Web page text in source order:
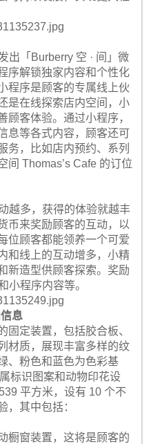
出「Burberry 空 · 间」微
序解锁独家内容和个性化
程序是顾客的专属线上伙
是在线探索店内空间，小
顾客体验。通过小程序，
息等各式内容，顾客还可
务，比如店内预约、系列
间 Thomas’s Cafe 的订位
越多，获得的体验就越丰
币来奖励顾客的互动，以
位顾客都能领养一个可爱
和线上的互动增多，小精
新造型供顾客探索。奖励
小程序内容等。
息
固定装置，包括胶合板、
材质，展现丰富多样的纹
、粉色和蓝色为色彩基
标识图案和动物印花设
平方米，设有 10 个不
，其中包括：
橱窗装置，这将是顾客的